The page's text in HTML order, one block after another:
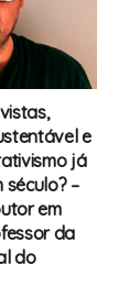
e
já
século? –
em
da
do